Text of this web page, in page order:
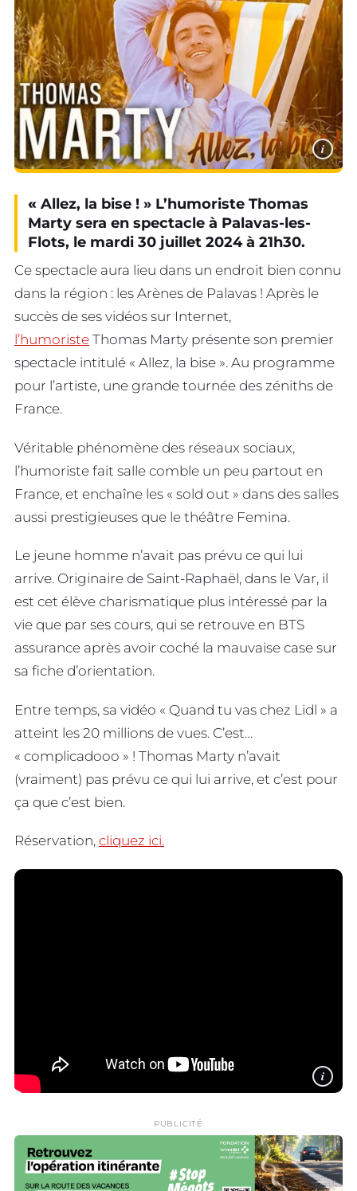
i
« Allez, la bise ! » L’humoriste Thomas
Marty sera en spectacle à Palavas-les-
Flots, le mardi 30 juillet 2024 à 21h30.
Ce spectacle aura lieu dans un endroit bien connu
dans la région : les Arènes de Palavas ! Après le
succès de ses vidéos sur Internet,
l’humoriste Thomas Marty présente son premier
spectacle intitulé « Allez, la bise ». Au programme
pour l’artiste, une grande tournée des zéniths de
France.
Véritable phénomène des réseaux sociaux,
l’humoriste fait salle comble un peu partout en
France, et enchaîne les « sold out » dans des salles
aussi prestigieuses que le théâtre Femina.
Le jeune homme n’avait pas prévu ce qui lui
arrive. Originaire de Saint-Raphaël, dans le Var, il
est cet élève charismatique plus intéressé par la
vie que par ses cours, qui se retrouve en BTS
assurance après avoir coché la mauvaise case sur
sa fiche d’orientation.
Entre temps, sa vidéo « Quand tu vas chez Lidl » a
atteint les 20 millions de vues. C’est…
« complicadooo » ! Thomas Marty n’avait
(vraiment) pas prévu ce qui lui arrive, et c’est pour
ça que c’est bien.
Réservation, cliquez ici.
i
PUBLICITÉ